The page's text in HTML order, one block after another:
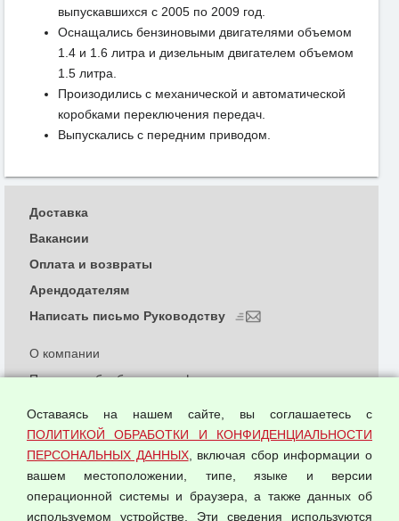
выпускавшихся с 2005 по 2009 год.
Оснащались бензиновыми двигателями объемом
1.4 и 1.6 литра и дизельным двигателем объемом
1.5 литра.
Произодились с механической и автоматической
коробками переключения передач.
Выпускались с передним приводом.
О компании
Политика обработки и конфиденциальности
Согласием на обработку персональных данных
Оферта оптовой купли-продажи
Публичная оферта
Доставка
Вакансии
Оплата и возвраты
Арендодателям
Написать письмо Руководству
Оставаясь на нашем сайте, вы соглашаетесь с
ПОЛИТИКОЙ ОБРАБОТКИ И КОНФИДЕНЦИАЛЬНОСТИ
ПЕРСОНАЛЬНЫХ ДАННЫХ, включая сбор информации о
вашем местоположении, типе, языке и версии
операционной системы и браузера, а также данных об
используемом устройстве. Эти сведения используются